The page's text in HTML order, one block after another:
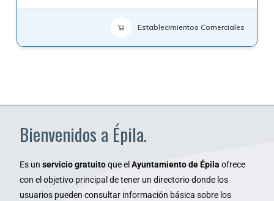
Establecimientos Comerciales
Bienvenidos a Épila.
Es un servicio gratuitoque el Ayuntamiento de Épila ofrece
con el objetivo principal de tener un directorio donde los
usuarios pueden consultar información básica sobre los